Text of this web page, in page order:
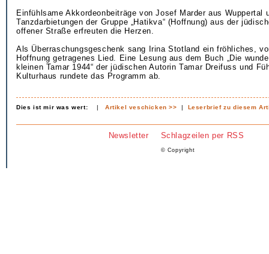
Einfühlsame Akkordeonbeiträge von Josef Marder aus Wuppertal
Tanzdarbietungen der Gruppe „Hatikva“ (Hoffnung) aus der
offener Straße erfreuten die Herzen.
Als Überraschungsgeschenk sang Irina Stotland ein fröhliches,
Hoffnung getragenes Lied. Eine Lesung aus dem Buch „Die
kleinen Tamar 1944“ der jüdischen Autorin Tamar Dreifuss und
Kulturhaus rundete das Programm ab.
Dies ist mir was wert: |Artikel veschicken >> | Leserbrief zu diesem
Newsletter Schlagzeilen per RSS
© Copyright